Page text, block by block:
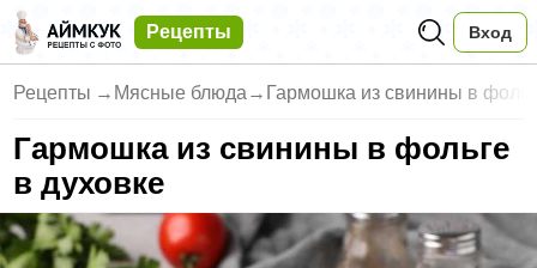
Рецепты Вход
Рецепты → Мясные блюда → Гармошка из свинины в
Гармошка из свинины в фольге
в духовке